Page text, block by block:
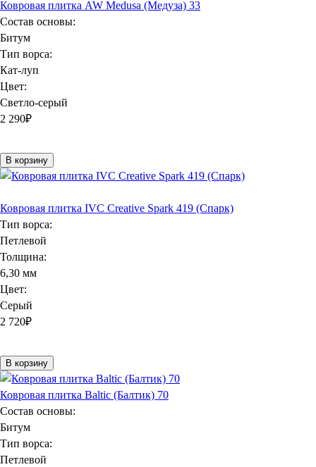
Ковровая плитка AW Medusa (Медуза) 33
Состав основы:
Битум
Тип ворса:
Кат-луп
Цвет:
Светло-серый
2 290₽
В корзину
Ковровая плитка IVC Creative Spark 419 (Спарк)
Тип ворса:
Петлевой
Толщина:
6,30 мм
Цвет:
Серый
2 720₽
В корзину
Ковровая плитка Baltic (Балтик) 70
Состав основы:
Битум
Тип ворса:
Петлевой